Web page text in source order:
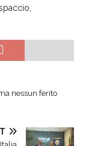
nessun ferito